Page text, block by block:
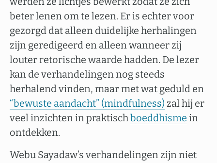
beter lenen om te lezen. Er is echter voor
gezorgd dat alleen duidelijke herhalingen
zijn geredigeerd en alleen wanneer zij
louter retorische waarde hadden. De lezer
kan de verhandelingen nog steeds
herhalend vinden, maar met wat geduld en
“bewuste aandacht” (mindfulness) zal hij er
veel inzichten in praktischboeddhisme in
ontdekken.
Webu Sayadaw’s verhandelingen zijn niet